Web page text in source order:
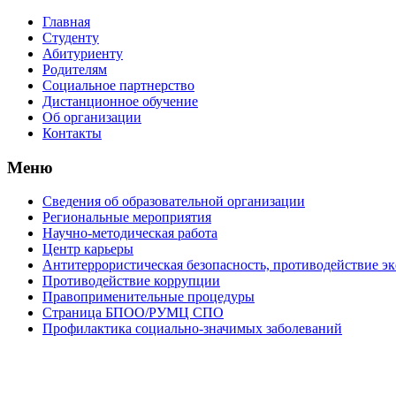
Главная
Студенту
Абитуриенту
Родителям
Социальное партнерство
Дистанционное обучение
Об организации
Контакты
Меню
Сведения об образовательной организации
Региональные мероприятия
Научно-методическая работа
Центр карьеры
Антитеррористическая безопасность, противодействие
Противодействие коррупции
Правоприменительные процедуры
Страница БПОО/РУМЦ CПO
Профилактика социально-значимых заболеваний